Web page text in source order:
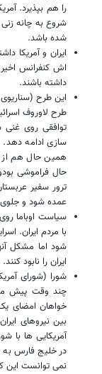
را هم بپذیرد.
شروع به چانه
شده باشد.
ایران و آمریکا
اش کنفرانس
داشته باشند.
این طرح (سناریوی
طرح لاوروف
توافقی روی غنی
سازی ادامه دهد.
همین حال هم از
حال فراموشی
ترور سفیر
عمده شود و
سیاست اوباما
با مردم ایران.
شود اما مشکل
ایران را نابود کنند.
شورا (شورای
چند وقت پیش من
خواهان امضای
بین نیروهای
آمریکایی ها با
در خلیج فارس به
نمی توانست این